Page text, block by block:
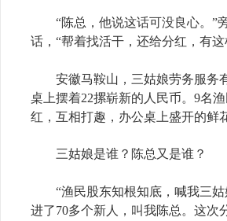
“陈总，他说这话可没良心。”
话，“帮着找活干，还给分红，有这
安徽马鞍山，三姑娘劳务服务有
桌上摆着22摞崭新的人民币。9名
红，互相打趣，办公桌上盛开的鲜
三姑娘是谁？陈总又是谁？
“渔民股东知根知底，喊我三姑
进了70多个新人，叫我陈总。这次